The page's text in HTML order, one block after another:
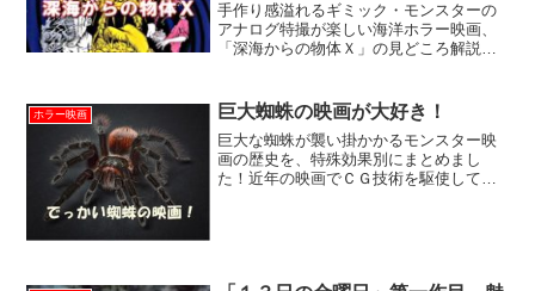
手作り感溢れるギミック・モンスターの
アナログ特撮が楽しい海洋ホラー映画、
「深海からの物体Ｘ」の見どころ解説ペ
ホラー映画 巨大蜘蛛の映画が大好き！
巨大な蜘蛛が襲い掛かかるモンスター映
画の歴史を、特殊効果別にまとめまし
た！近年の映画でＣＧ技術を駆使して描